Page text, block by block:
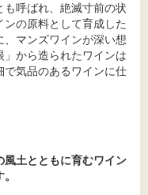
も呼ばれ、絶滅寸前の状
の原料として育成した
マンズワインが深い想
から造られたワインは
気品のあるワインに仕
風土とともに育むワイン